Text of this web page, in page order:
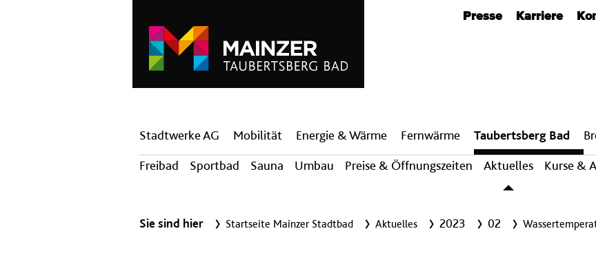
Presse Karriere
Hauptnavigation
Stadtwerke AG Mobilität Energie & Wärme Fern­wärme
Taubertsberg Bad
Freibad
Sportbad Sauna Umbau Preise & Öffnungszeiten Aktuelles Kurse &
Sie sind hier Startseite Mainzer Stadtbad Aktuelles 2023 02